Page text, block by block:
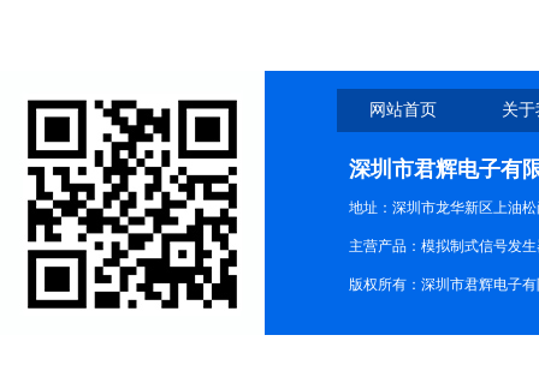
网站首页 关
深圳市君辉电子有
地址：深圳市龙华新区上油松
主营产品：模拟制式信号发
版权所有：深圳市君辉电子